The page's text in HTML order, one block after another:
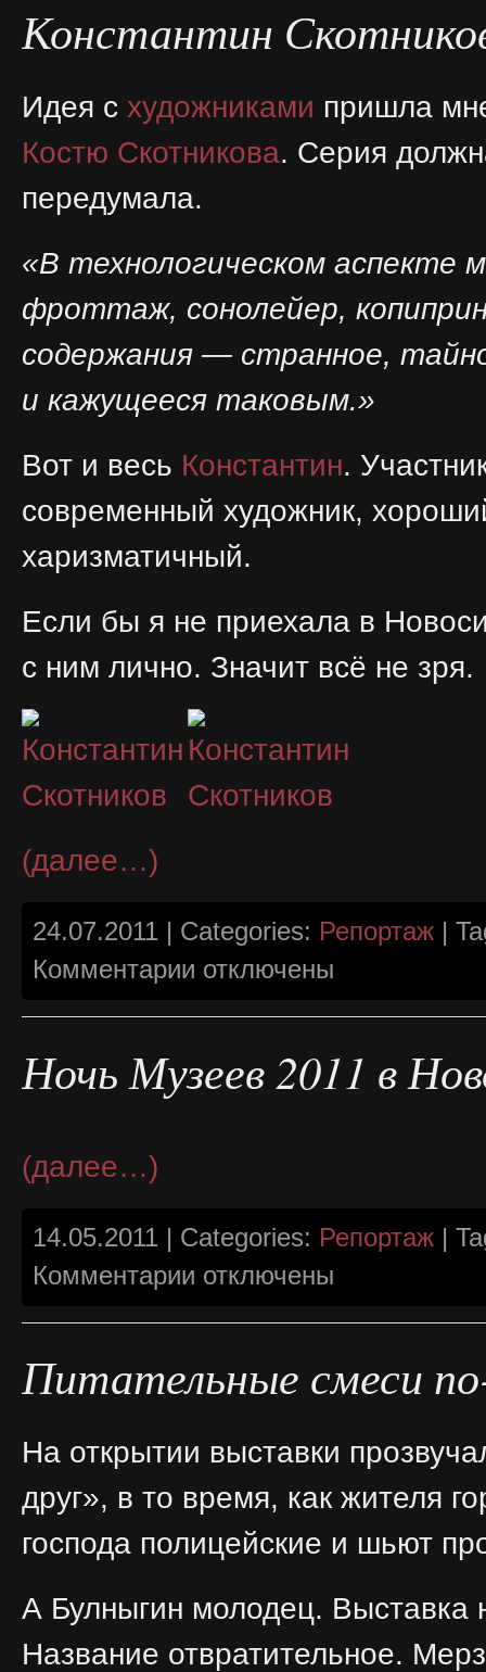
Константин
Идея с художниками пришла
Костю Скотникова. Серия
передумала.
«В технологическом аспекте
фроттаж, сонолейер,
содержания — странное,
и кажущееся таковым.»
Вот и весь Константин.
современный художник,
харизматичный.
Если бы я не приехала в
с ним лично. Значит всё не зря.
(далее…)
24.07.2011 | Categories: Репортаж |
Комментарии записи
отключены
Ночь Музеев 2011 в
(далее…)
14.05.2011 | Categories: Репортаж |
Комментарии записи
отключены
Питательные смеси
На открытии выставки
друг», в то время, как жителя
господа полицейские и шьют
А Булныгин молодец. Выставка
Название отвратительное.